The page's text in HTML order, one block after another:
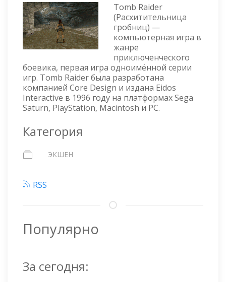
RAIDER
Tomb Raider
(Расхитительница
гробниц) —
компьютерная игра в
жанре
приключенческого
боевика, первая игра одноимённой серии
игр. Tomb Raider была разработана
компанией Core Design и издана Eidos
Interactive в 1996 году на платформах Sega
Saturn, PlayStation, Macintosh и PC.
Категория
ЭКШЕН
RSS
Популярно
За сегодня: